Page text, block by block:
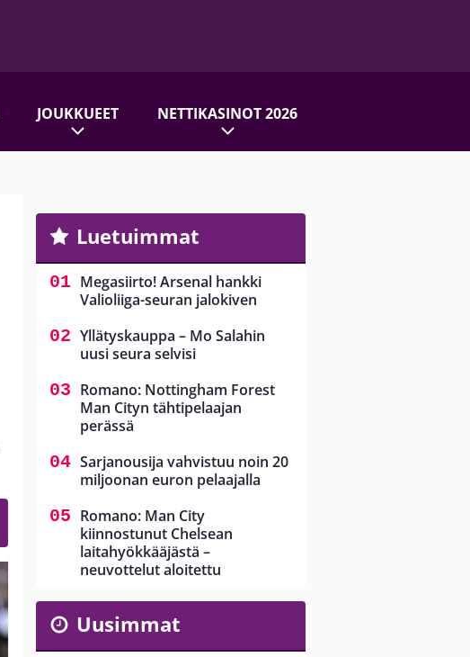
JOUKKUEET NETTIKASINOT 2026
Luetuimmat
Megasiirto! Arsenal hankki
Valioliiga-seuran jalokiven
Yllätyskauppa – Mo Salahin
uusi seura selvisi
Romano: Nottingham Forest
Man Cityn tähtipelaajan
perässä
Sarjanousija vahvistuu noin 20
miljoonan euron pelaajalla
Romano: Man City
kiinnostunut Chelsean
laitahyökkääjästä –
neuvottelut aloitettu
Uusimmat